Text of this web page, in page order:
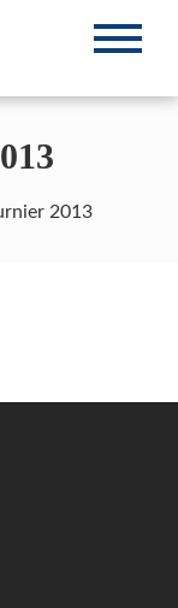
2013